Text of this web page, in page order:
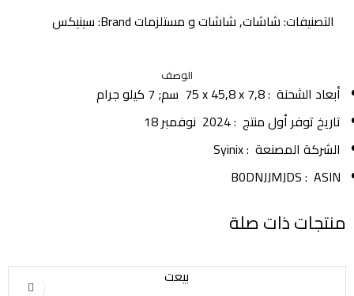
التصنيفات:شاشات,شاشات و مستلزماتBrand: سينيكس
الوصف
أبعاد الشحنة ‏ : ‎75 x 45,8 x 7,8 سم; 7 كيلو جرام
تاريخ توفر أول منتج ‏ : ‎2024 نوفمبر 18
الشركة المصنعة ‏ : ‎Syinix
ASIN ‏ : ‎
B0DNJJMJDS
منتجات ذات صلة
بيعت